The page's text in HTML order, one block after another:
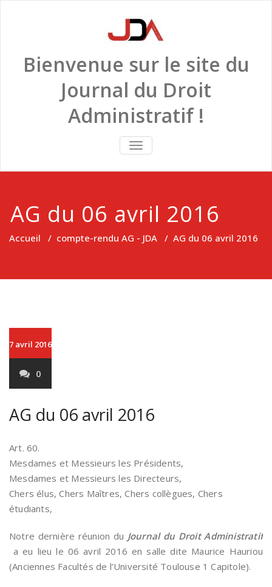
Bienvenue sur le site du
Journal du Droit
Administratif !
TOGGLE
NAVIGATION
AG du 06 avril 2016
Accueil / compte-rendu AG - JDA / AG du 06 avril 2016
7 avril 2016
0
AG du 06 avril 2016
Art. 60.
Mesdames et Messieurs les Présidents,
Mesdames et Messieurs les Directeurs,
Chers élus, Chers Maîtres, Chers collègues, Chers
étudiants,
Notre dernière réunion du Journal du Droit Administratif
a eu lieu le 06 avril 2016 en salle dite Maurice Hauriou
(Anciennes Facultés de l’Université Toulouse 1 Capitole).